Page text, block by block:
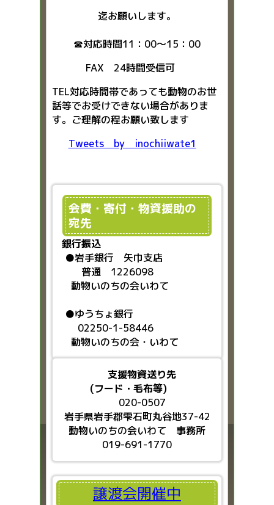
迄お願いします。
☎対応時間11：00～15：00
FAX 24時間受信可
TEL対応時間帯であっても動物のお世
話等でお受けできない場合がありま
す。ご理解の程お願い致します
Tweets by inochiiwate1
会費・寄付・物資援助の
宛先
銀行振込
●岩手銀行 矢巾支店
普通 1226098
動物いのちの会いわて
●ゆうちょ銀行
02250-1-58446
動物いのちの会・いわて
支援物資送り先
(フード・毛布等)
020-0507
岩手県岩手郡雫石町丸谷地37-42
動物いのちの会いわて 事務所
019-691-1770
譲渡会開催中